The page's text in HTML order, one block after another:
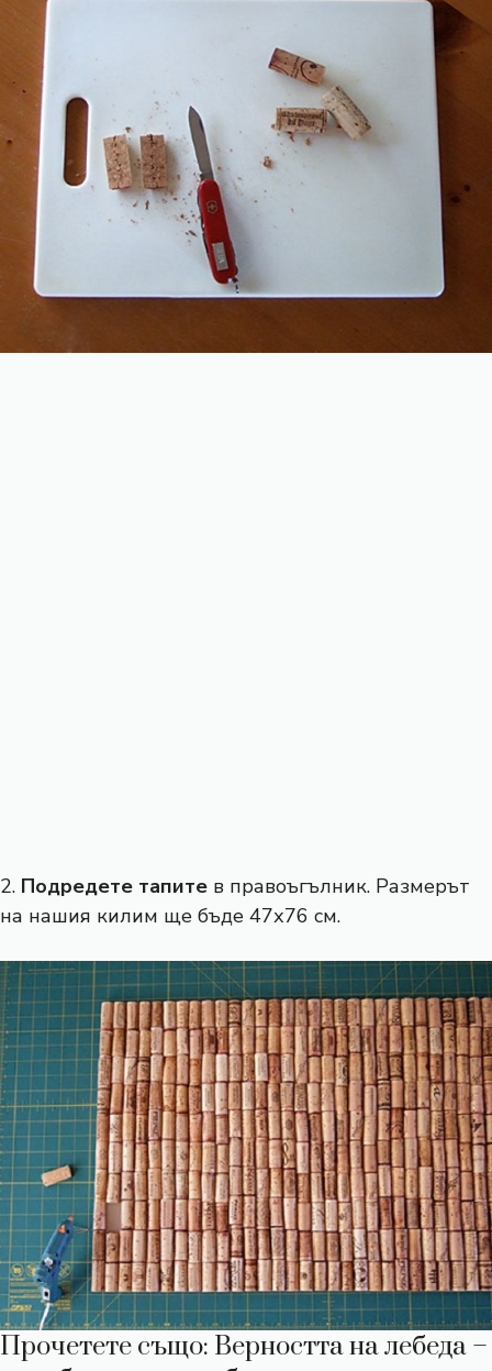
2. Подредете тапите в правоъгълник. Размерът
на нашия килим ще бъде 47х76 см.
Прочетете също: Верността на лебеда –